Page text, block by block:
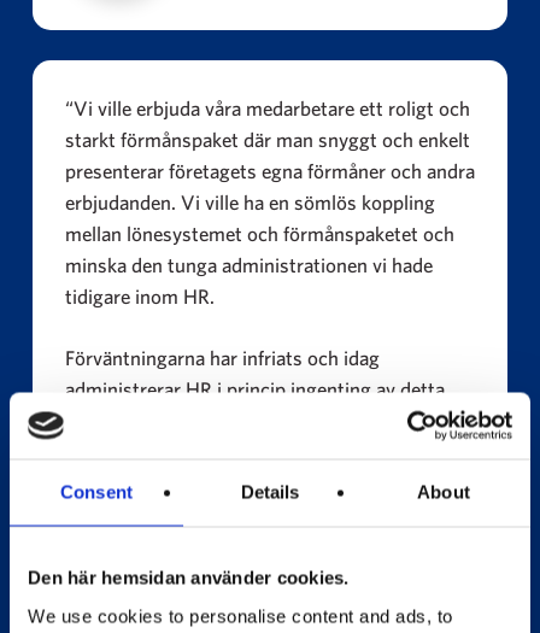
Consent Details About
Den här hemsidan använder cookies.
We use cookies to personalise content and ads, to
“Vi ville erbjuda våra medarbetare ett roligt och
starkt förmånspaket där man snyggt och enkelt
presenterar företagets egna förmåner och andra
erbjudanden. Vi ville ha en sömlös koppling
mellan lönesystemet och förmånspaketet och
minska den tunga administrationen vi hade
tidigare inom HR.
Förväntningarna har infriats och idag
administrerar HR i princip ingenting av detta
samtidigt som vi ser ett ökat nyttjande av
medarbetarna.”